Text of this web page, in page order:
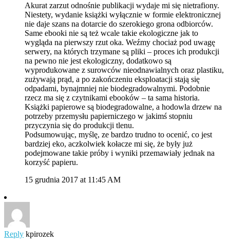
Akurat zarzut odnośnie publikacji wydaje mi się nietrafiony.
Niestety, wydanie książki wyłącznie w formie elektronicznej
nie daje szans na dotarcie do szerokiego grona odbiorców.
Same ebooki nie są też wcale takie ekologiczne jak to
wygląda na pierwszy rzut oka. Weźmy chociaż pod uwagę
serwery, na których trzymane są pliki – proces ich produkcji
na pewno nie jest ekologiczny, dodatkowo są
wyprodukowane z surowców nieodnawialnych oraz plastiku,
zużywają prąd, a po zakończeniu eksploatacji stają się
odpadami, bynajmniej nie biodegradowalnymi. Podobnie
rzecz ma się z czytnikami ebooków – ta sama historia.
Książki papierowe są biodegradowalne, a hodowla drzew na
potrzeby przemysłu papierniczego w jakimś stopniu
przyczynia się do produkcji tlenu.
Podsumowując, myślę, ze bardzo trudno to ocenić, co jest
bardziej eko, aczkolwiek kołacze mi się, że były już
podejmowane takie próby i wyniki przemawiały jednak na
korzyść papieru.
15 grudnia 2017 at 11:45 AM
Reply kpirozek